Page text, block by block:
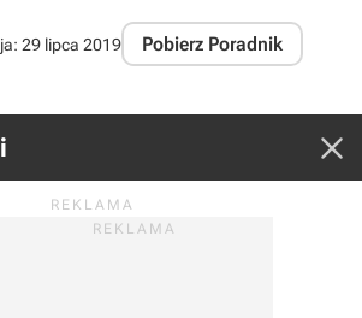
29 lipca 2019 Pobierz Poradnik
